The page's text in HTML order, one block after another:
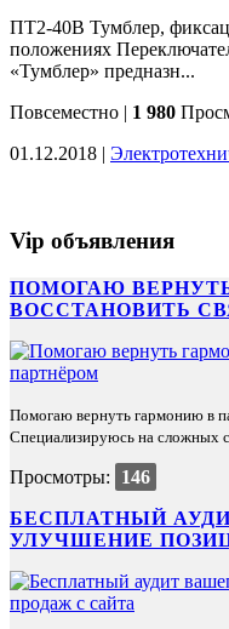
ПТ2-40В Тумблер,
положениях
«Тумблер» предназн...
Повсеместно | 1 980
01.12.2018 |
Vip объявления
ПОМОГАЮ
ВОССТАНОВИТЬ
Помогаю вернуть гармонию в
Специализируюсь на сложных
Просмотры:
146
БЕСПЛАТНЫЙ
УЛУЧШЕНИЕ